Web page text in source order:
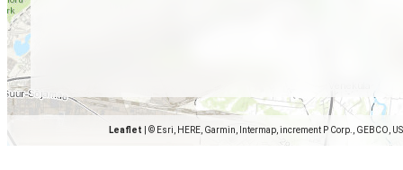
Leaflet © Esri, HERE, Garmin, Intermap, increment P Corp., GEBCO,